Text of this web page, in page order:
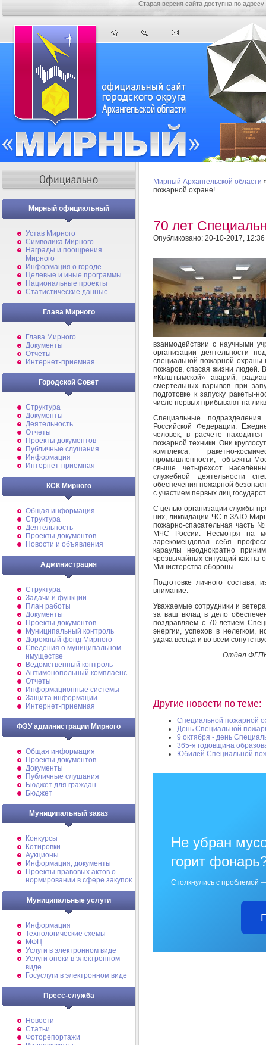
Старая версия сайта доступна по адресу
Мирный официальный
Устав Мирного
Символика Мирного
Награды и поощрения
Мирного
Информация о городе
Целевые и иные программы
Национальные проекты
Статистические данные
Глава Мирного
Глава Мирного
Документы
Отчеты
Интернет-приемная
Городской Совет
Структура
Документы
Деятельность
Отчеты
Проекты документов
Публичные слушания
Информация
Интернет-приемная
КСК Мирного
Общая информация
Структура
Деятельность
Проекты документов
Новости и объявления
Администрация
Структура
Задачи и функции
План работы
Документы
Проекты документов
Муниципальный контроль
Дорожный фонд Мирного
Cведения о муниципальном
имуществе
Ведомственный контроль
Антимонопольный комплаенс
Отчеты
Информационные системы
Защита информации
Интернет-приемная
ФЭУ администрации Мирного
Общая информация
Проекты документов
Документы
Публичные слушания
Бюджет для граждан
Бюджет
Муниципальный заказ
Конкурсы
Котировки
Аукционы
Информация, документы
Проекты правовых актов о
нормировании в сфере закупок
Муниципальные услуги
Информация
Технологические схемы
МФЦ
Услуги в электронном виде
Услуги опеки в электронном
виде
Госуслуги в электронном виде
Пресс-служба
Новости
Статьи
Фоторепортажи
Мирный Архангельской области
пожарной охране!
70 лет
Опубликовано: 20-10-2017, 12:36
взаимодействии с научными
организации деятельности
специальной пожарной
пожаров, спасая жизни людей.
«Кыштымской» аварий,
смертельных взрывов при
подготовке к запуску ракеты-
числе первых прибывают на
Специальные
Российской Федерации.
человек, в расчете
пожарной техники. Они
комплекса, ракетно-
промышленности, объекты
свыше четырехсот
служебной деятельности
обеспечения пожарной
с участием первых лиц
С целью организации службы
них, ликвидации ЧС в ЗАТО
пожарно-спасательная часть
МЧС России. Несмотря на
зарекомендовал себя
караулы неоднократно
чрезвычайных ситуаций как на
Министерства обороны.
Подготовке личного состава,
внимание.
Уважаемые сотрудники и
за ваш вклад в дело
поздравляем с 70-летием
энергии, успехов в нелегком,
удача всегда и во всем
Отдел
Другие новости по теме:
Специальной пожарной
День Специальной
9 октября - день
365-я годовщина
Юбилей Специальной
Не убран
горит
Столкнулись с проблемой